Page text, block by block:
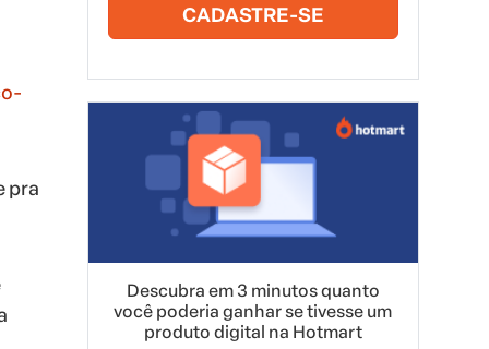
pra
CADASTRE-SE
Descubra em 3 minutos quanto
você poderia ganhar se tivesse um
produto digital na Hotmart